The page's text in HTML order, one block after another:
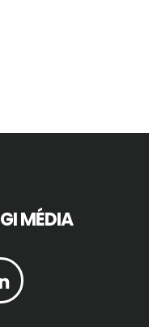
MÉDIA